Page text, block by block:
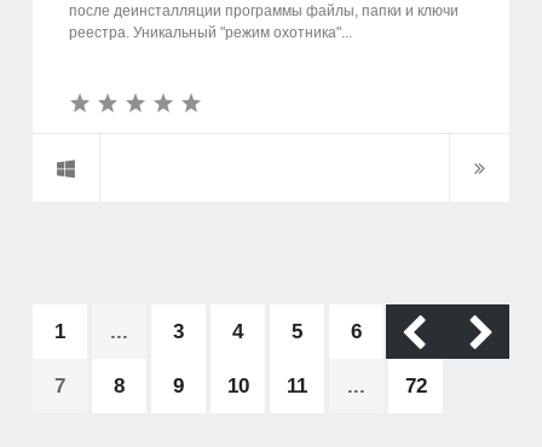
после деинсталляции программы файлы, папки и ключи
реестра. Уникальный "режим охотника"...
1 ... 3 4 5 6
7 8 9 10 11 ... 72